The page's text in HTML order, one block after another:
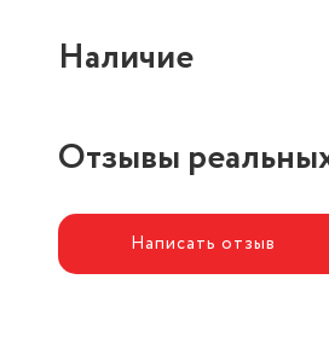
Наличие
Отзывы
Написать отзыв